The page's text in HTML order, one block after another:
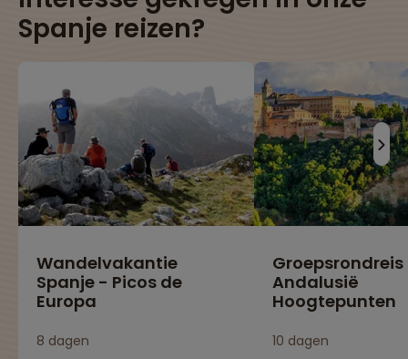
Spanje reizen?
Wandelvakantie
Spanje - Picos de
Europa
8 dagen
Groepsrondreis
Andalusië
Hoogtepunten
10 dagen